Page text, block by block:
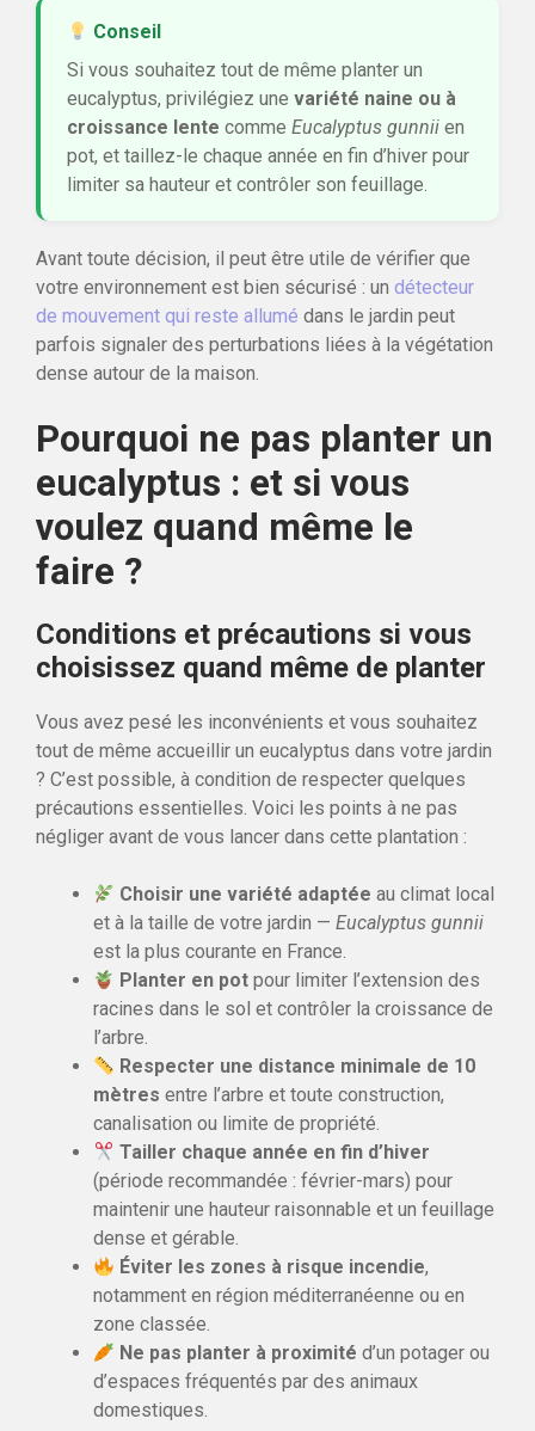
Conseil
Si vous souhaitez tout de même planter un
eucalyptus, privilégiez une variété naine ou à
croissance lente comme Eucalyptus gunnii en
pot, et taillez-le chaque année en fin d’hiver pour
limiter sa hauteur et contrôler son feuillage.
Avant toute décision, il peut être utile de vérifier que
votre environnement est bien sécurisé : un détecteur
de mouvement qui reste allumé dans le jardin peut
parfois signaler des perturbations liées à la végétation
dense autour de la maison.
Pourquoi ne pas planter un
eucalyptus : et si vous
voulez quand même le
faire ?
Conditions et précautions si vous
choisissez quand même de planter
Vous avez pesé les inconvénients et vous souhaitez
tout de même accueillir un eucalyptus dans votre jardin
? C’est possible, à condition de respecter quelques
précautions essentielles. Voici les points à ne pas
négliger avant de vous lancer dans cette plantation :
Choisir une variété adaptée au climat local
et à la taille de votre jardin — Eucalyptus gunnii
est la plus courante en France.
Planter en pot pour limiter l’extension des
racines dans le sol et contrôler la croissance de
l’arbre.
Respecter une distance minimale de 10
mètres entre l’arbre et toute construction,
canalisation ou limite de propriété.
Tailler chaque année en fin d’hiver
(période recommandée : février-mars) pour
maintenir une hauteur raisonnable et un feuillage
dense et gérable.
Éviter les zones à risque incendie,
notamment en région méditerranéenne ou en
zone classée.
Ne pas planter à proximité d’un potager ou
d’espaces fréquentés par des animaux
domestiques.